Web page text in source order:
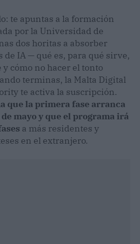
te apuntas a la formación
por la Universidad de
dos horitas a absorber
de IA — qué es, para qué sirve,
cómo no hacer el tonto
terminas, la Malta Digital
te activa la suscripción.
que la primera fase arranca
mayo y que el programa irá
a más residentes y
en el extranjero.